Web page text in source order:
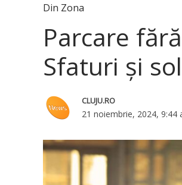
Din Zona
Parcare
Sfaturi și
CLUJU.RO
21 noiembrie, 2024, 9:44